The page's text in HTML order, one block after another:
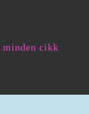
minden cikk